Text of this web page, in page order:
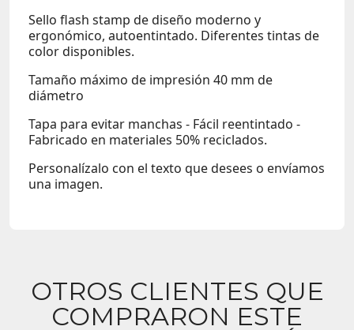
Sello flash stamp de diseño moderno y
ergonómico, autoentintado. Diferentes tintas de
color disponibles.
Tamaño máximo de impresión 40 mm de
diámetro
Tapa para evitar manchas - Fácil reentintado -
Fabricado en materiales 50% reciclados.
Personalízalo con el texto que desees o envíamos
una imagen.
OTROS CLIENTES QUE
COMPRARON ESTE